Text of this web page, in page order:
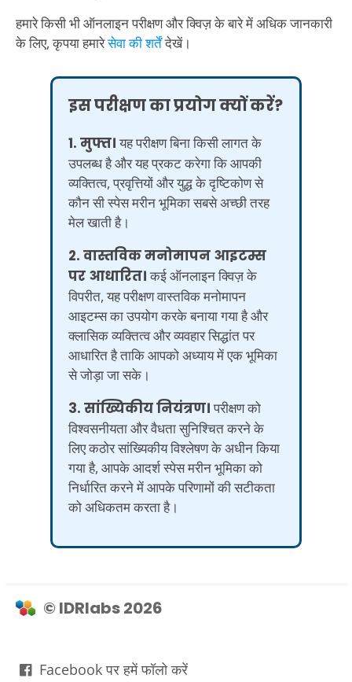
हमारे किसी भी ऑनलाइन परीक्षण और क्विज़ के बारे में अधिक जानकारी
के लिए, कृपया हमारेसेवा की शर्तेंदेखें।
इस परीक्षण का प्रयोग क्यों करें?
1. मुफ्त।यह परीक्षण बिना किसी लागत के
उपलब्ध है और यह प्रकट करेगा कि आपकी
व्यक्तित्व, प्रवृत्तियों और युद्ध के दृष्टिकोण से
कौन सी स्पेस मरीन भूमिका सबसे अच्छी तरह
मेल खाती है।
2. वास्तविक मनोमापन आइटम्स
पर आधारित।कई ऑनलाइन क्विज़ के
विपरीत, यह परीक्षण वास्तविक मनोमापन
आइटम्स का उपयोग करके बनाया गया है और
क्लासिक व्यक्तित्व और व्यवहार सिद्धांत पर
आधारित है ताकि आपको अध्याय में एक भूमिका
से जोड़ा जा सके।
3. सांख्यिकीय नियंत्रण।परीक्षण को
विश्वसनीयता और वैधता सुनिश्चित करने के
लिए कठोर सांख्यिकीय विश्लेषण के अधीन किया
गया है, आपके आदर्श स्पेस मरीन भूमिका को
निर्धारित करने में आपके परिणामों की सटीकता
को अधिकतम करता है।
© IDRlabs 2026
Facebook पर हमें फॉलो करें